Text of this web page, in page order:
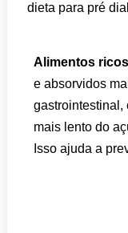
dieta para pré
Alimentos
e absorvidos
gastrointestinal,
mais lento do
Isso ajuda a